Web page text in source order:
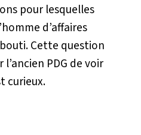
pour lesquelles
d’affaires
Cette question
PDG de voir
curieux.